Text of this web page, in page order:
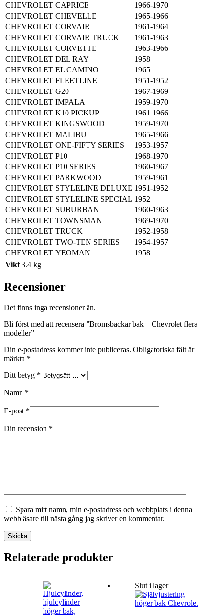
CHEVROLET CAPRICE
1966-1970
CHEVROLET CHEVELLE
1965-1966
CHEVROLET CORVAIR
1961-1964
CHEVROLET CORVAIR TRUCK
1961-1963
CHEVROLET CORVETTE
1963-1966
CHEVROLET DEL RAY
1958
CHEVROLET EL CAMINO
1965
CHEVROLET FLEETLINE
1951-1952
CHEVROLET G20
1967-1969
CHEVROLET IMPALA
1959-1970
CHEVROLET K10 PICKUP
1961-1966
CHEVROLET KINGSWOOD
1959-1970
CHEVROLET MALIBU
1965-1966
CHEVROLET ONE-FIFTY SERIES
1953-1957
CHEVROLET P10
1968-1970
CHEVROLET P10 SERIES
1960-1967
CHEVROLET PARKWOOD
1959-1961
CHEVROLET STYLELINE DELUXE 1951-1952
CHEVROLET STYLELINE SPECIAL 1952
CHEVROLET SUBURBAN
1960-1963
CHEVROLET TOWNSMAN
1969-1970
CHEVROLET TRUCK
1952-1958
CHEVROLET TWO-TEN SERIES
1954-1957
CHEVROLET YEOMAN
1958
Vikt 3.4 kg
Recensioner
Det finns inga recensioner än.
Bli först med att recensera ”Bromsbackar bak – Chevrolet flera
modeller”
Din e-postadress kommer inte publiceras. Obligatoriska fält är
märkta *
Ditt betyg *
Namn *
E-post *
Din recension *
Spara mitt namn, min e-postadress och webbplats i denna
webbläsare till nästa gång jag skriver en kommentar.
Skicka
Relaterade produkter
Slut i lager